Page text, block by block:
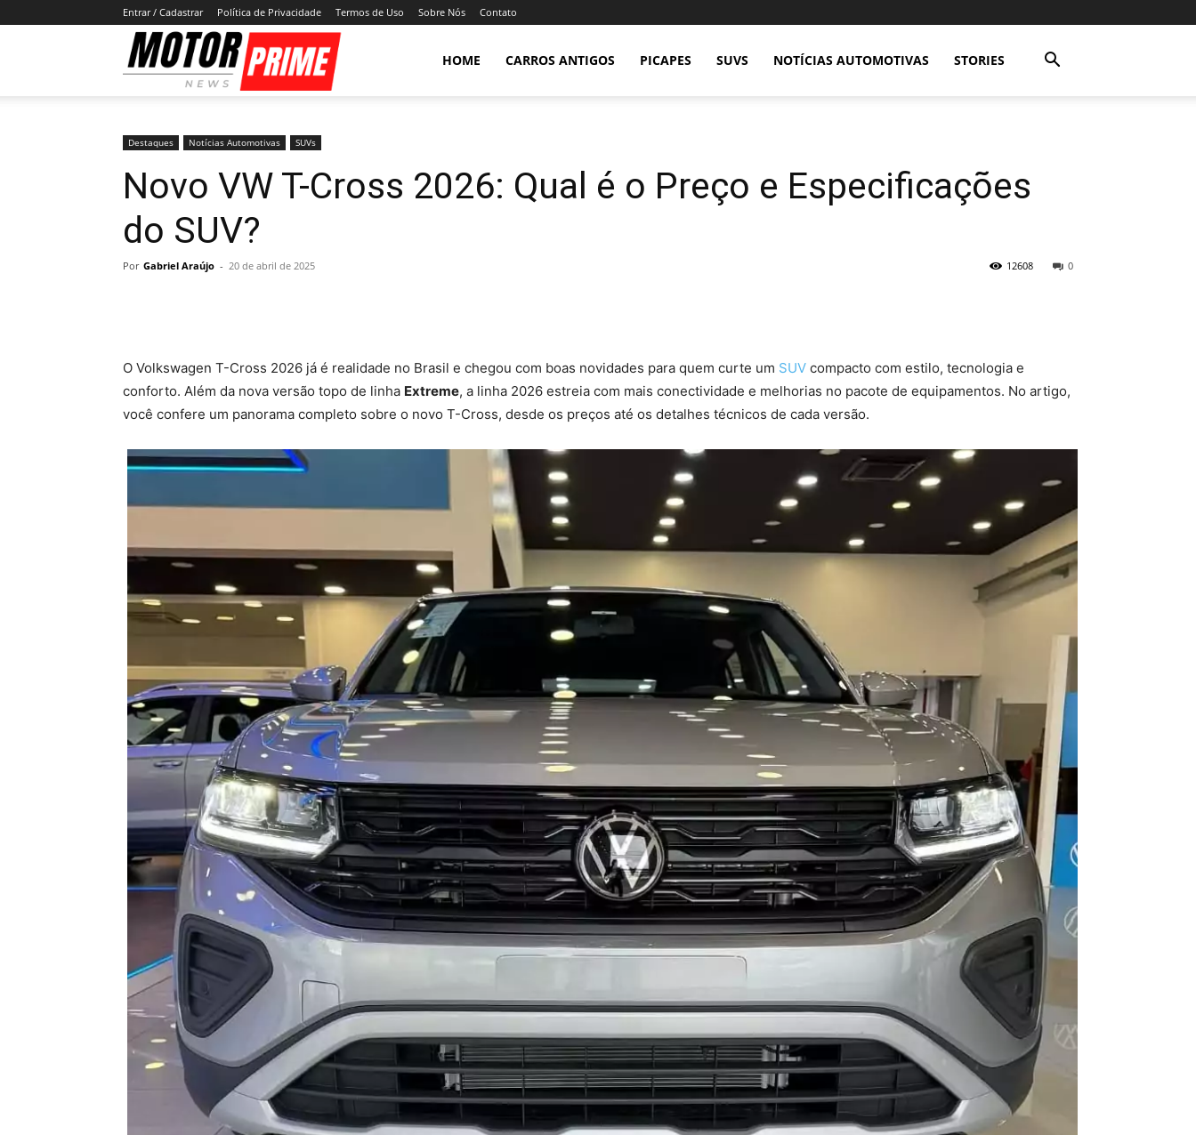
Entrar / Cadastrar Política de Privacidade Termos de Uso Sobre Nós Contato
HOME CARROS ANTIGOS PICAPES SUVS NOTÍCIAS AUTOMOTIVAS STORIES
Destaques Notícias Automotivas SUVs
Novo VW T-Cross 2026: Qual é o Preço e Especificações
do SUV?
Por Gabriel Araújo - 20 de abril de 2025 0
12608
O Volkswagen T-Cross 2026 já é realidade no Brasil e chegou com boas novidades para quem curte um SUV compacto com estilo, tecnologia e
conforto. Além da nova versão topo de linha Extreme, a linha 2026 estreia com mais conectividade e melhorias no pacote de equipamentos. No artigo,
você confere um panorama completo sobre o novo T-Cross, desde os preços até os detalhes técnicos de cada versão.